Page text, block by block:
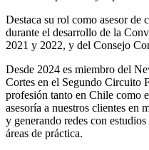
Destaca su rol como asesor de
durante el desarrollo de la
2021 y 2022, y del Consejo
Desde 2024 es miembro del
Cortes en el Segundo Circuito
profesión tanto en Chile como
asesoría a nuestros clientes en
y generando redes con
áreas de práctica.